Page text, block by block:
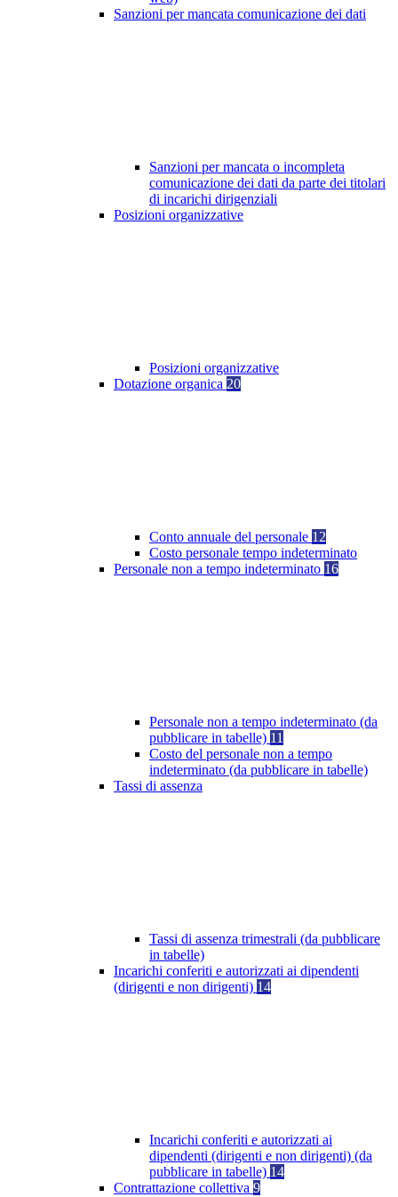
Sanzioni per mancata comunicazione dei dati
Sanzioni per mancata o incompleta
comunicazione dei dati da parte dei titolari
di incarichi dirigenziali
Posizioni organizzative
Posizioni organizzative
Dotazione organica 20
Conto annuale del personale 12
Costo personale tempo indeterminato
Personale non a tempo indeterminato 16
Personale non a tempo indeterminato (da
pubblicare in tabelle) 11
Costo del personale non a tempo
indeterminato (da pubblicare in tabelle)
Tassi di assenza
Tassi di assenza trimestrali (da pubblicare
in tabelle)
Incarichi conferiti e autorizzati ai dipendenti
(dirigenti e non dirigenti) 14
Incarichi conferiti e autorizzati ai
dipendenti (dirigenti e non dirigenti) (da
pubblicare in tabelle) 14
Contrattazione collettiva 9